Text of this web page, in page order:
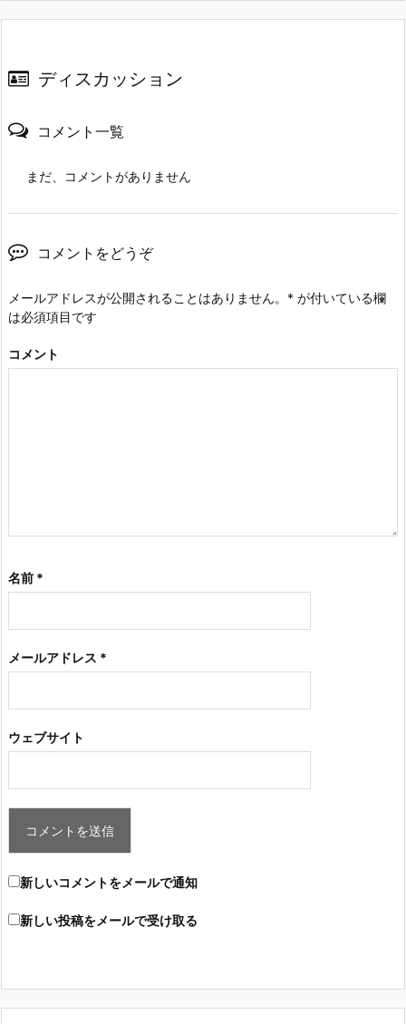
ディスカッション
コメント一覧
まだ、コメントがありません
コメントをどうぞ
メールアドレスが公開されることはありません。 * が付いている欄
は必須項目です
コメント
名前 *
メールアドレス *
ウェブサイト
新しいコメントをメールで通知
新しい投稿をメールで受け取る